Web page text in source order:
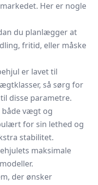
Her er nogle
du planlægger at
fritid, eller måske
er lavet til
så sørg for
disse parametre.
vægt og
for sin lethed og
stabilitet.
maksimale
der ønsker